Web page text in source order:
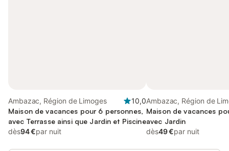
Ambazac, Région de Limoges
10,0
Maison de vacances pour 6 personnes,
avec Terrasse ainsi que Jardin et Piscine
dès94 €par nuit
Ambazac, Région de
Maison de vacances
avec Jardin
dès49 €par nuit